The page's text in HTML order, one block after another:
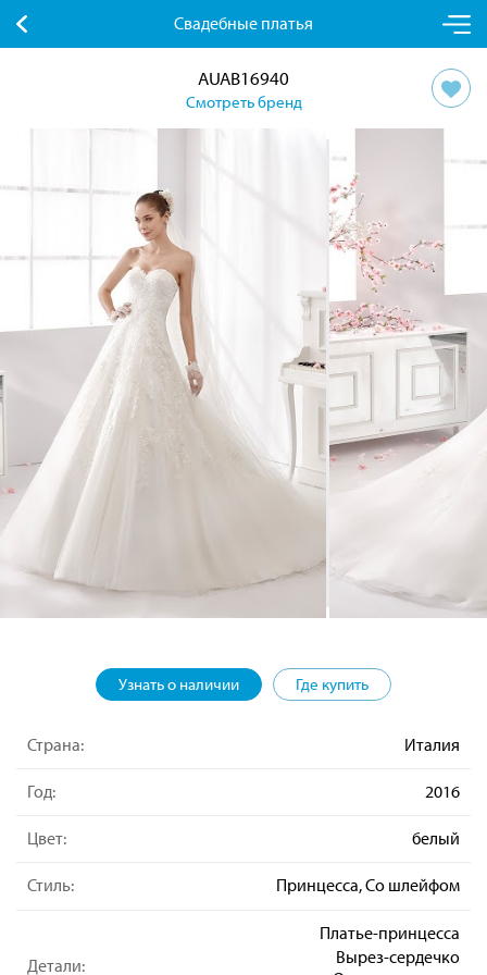
Свадебные платья
AUAB16940
Смотреть бренд
Узнать о наличии Где купить
Страна: Италия
Год: 2016
Цвет: белый
Стиль: Принцесса, Со шлейфом
Детали:
Платье-принцесса
Вырез-сердечко